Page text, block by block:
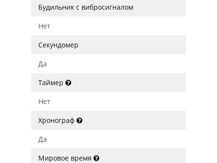
Будильник с вибросигналом
Нет
Секундомер
Да
Таймер
Нет
Хронограф
Да
Мировое время